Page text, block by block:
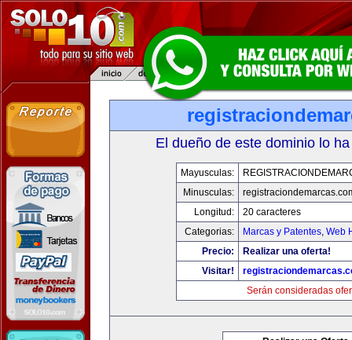
El dueño de este dominio lo
Mayusculas:
Minusculas:
Longitud:
20 caracteres
Categorias:
Marcas y Patentes, Web
Precio:
Realizar una oferta!
Visitar!
Serán consideradas